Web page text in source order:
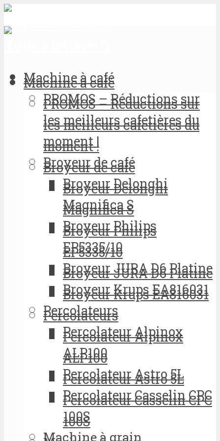
Machine à café
PROMOS – Réductions sur
les meilleurs cafetières du
moment !
Broyeur de café
Broyeur Delonghi
Magnifica S
Broyeur Philips
EP5335/10
Broyeur JURA D6 Platine
Broyeur Krups EA816031
Percolateurs
Percolateur Alpinox
ALP100
Percolateur Astro 5L
Percolateur Casselin CPC
100S
Machine à grain
Machine à café
PROMOS – Réductions sur
les meilleurs cafetières du
moment !
Broyeur de café
Broyeur Delonghi
Magnifica S
Broyeur Philips
EP5335/10
Broyeur JURA D6 Platine
Broyeur Krups EA816031
Percolateurs
Percolateur Alpinox
ALP100
Percolateur Astro 5L
Percolateur Casselin CPC
100S